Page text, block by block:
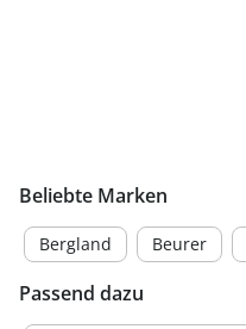
Beliebte Marken
Bergland Beurer
Passend dazu